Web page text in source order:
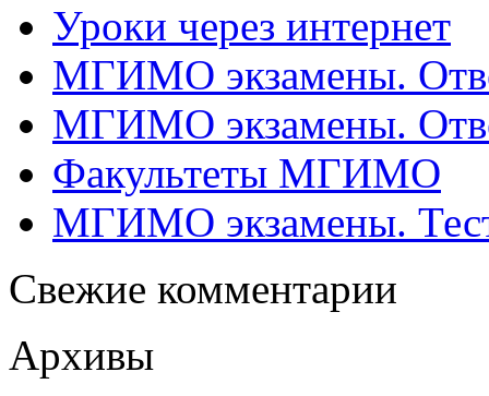
Уроки через интернет
МГИМО экзамены.
МГИМО экзамены.
Факультеты МГИМО
МГИМО экзамены.
Свежие комментарии
Архивы